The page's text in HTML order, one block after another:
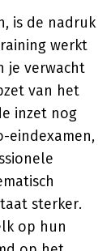
is de nadruk
werkt
je verwacht
van het
inzet nog
eindexamen,
sterker.
op hun